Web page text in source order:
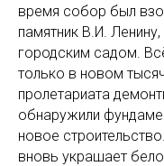
время собор был
памятник В.И.
городским садом.
только в новом
пролетариата
обнаружили
новое
вновь украшает